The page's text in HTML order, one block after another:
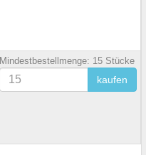
Mindestbestellmenge: 15 Stücke
kaufen